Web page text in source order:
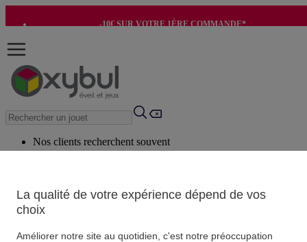
-10€ SUR VOTRE 1ÈRE COMMANDE*
Nos clients recherchent souvent
Conseils suggérés
Produits suggérés
La qualité de votre expérience dépend de vos
choix
Améliorer notre site au quotidien, c'est notre préoccupation